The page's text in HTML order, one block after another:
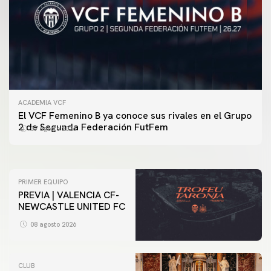
ACADEMIA VCF
El VCF Femenino B ya conoce sus rivales en el Grupo
2 de Segunda Federación FutFem
07 agosto 2026
PRIMER EQUIPO
ENTRENAMIENTO DEL VALENCIA CF 7/8/2026
PRIMER EQUIPO
PREVIA | VALENCIA CF-
NEWCASTLE UNITED FC
08 agosto 2026
CLUB